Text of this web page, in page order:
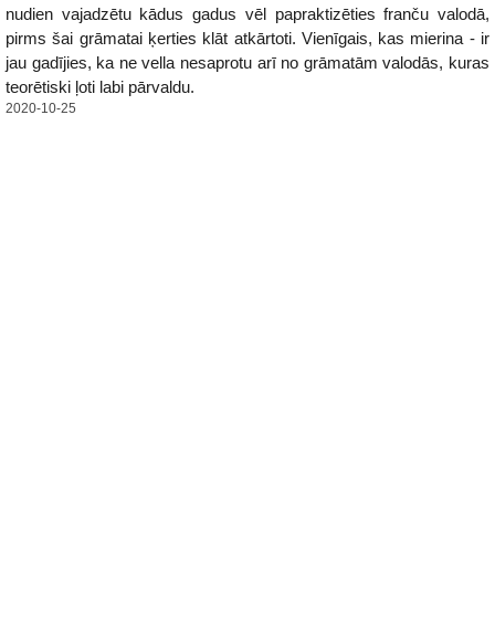
nudien vajadzētu kādus gadus vēl papraktizēties franču valodā,
pirms šai grāmatai ķerties klāt atkārtoti. Vienīgais, kas mierina - ir
jau gadījies, ka ne vella nesaprotu arī no grāmatām valodās, kuras
teorētiski ļoti labi pārvaldu.
2020-10-25